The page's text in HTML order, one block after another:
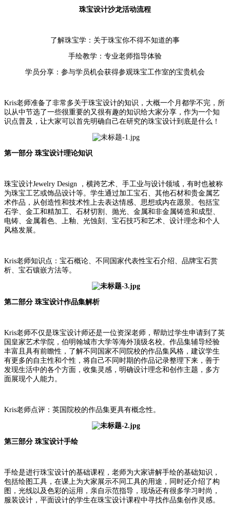
珠宝设计沙龙活动流程
了解珠宝学：关于珠宝你不得不知道的事
手绘教学：专业老师指导体验
学员分享：参与学员机会获得参观珠宝工作室的宝贵机会
Kris老师准备了非常多关于珠宝设计的知识，大概一个月都学不完，所
以从中节选了一些很重要的又很有趣的知识给大家分享，作为一个知
识点普及，让大家可以首先明确自己在研究的珠宝设计到底是什么！
第一部分 珠宝设计理论知识
珠宝设计Jewelry Design ，横跨艺术、手工业与设计领域，有时也被称
为珠宝工艺或饰品设计等。学生通过加工宝石、其他石材和贵金属艺
术作品，从创造性和技术性上去表达情感、思想或内在愿景。包括宝
石学、金工和精加工、石材切割、抛光、金属和非金属铸造和成型、
电铸、金属着色、上釉、光蚀刻、宝石技巧和艺术、设计理念和个人
风格发展。
Kris老师知识点：宝石概论、不同国家代表性宝石介绍、品牌宝石赏
析、宝石镶嵌方法等。
第二部分 珠宝设计作品集解析
Kris老师不仅是珠宝设计师还是一位资深老师，帮助过学生申请到了英
国皇家艺术学院，伯明翰城市大学等海外顶级名校。作品集辅导经验
丰富且具有前瞻性，了解不同国家不同院校的作品集风格，建议学生
有更多的自主性和个性，将自己不同时期的作品记录整理下来，善于
发现生活中的各个方面，收集灵感，明确设计理念和创作主题，多方
面展现个人能力。
Kris老师点评： 英国院校的作品集更具有概念性。
第三部分 珠宝设计手绘
手绘是进行珠宝设计的基础课程，老师为大家讲解手绘的基础知识，
包括绘图工具，在课上为大家展示不同工具的用途，同时还介绍了构
图，光线以及色彩的运用，亲自示范指导，现场还有很多学习时尚，
服装设计，平面设计的学生在珠宝设计课程中寻找作品集创作灵感。